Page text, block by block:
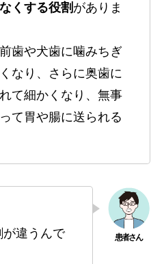
くする役割 がありま
歯や犬歯に噛みちぎ
なり、さらに奥歯に
て細かくなり、無事
て胃や腸に送られる
違うんで